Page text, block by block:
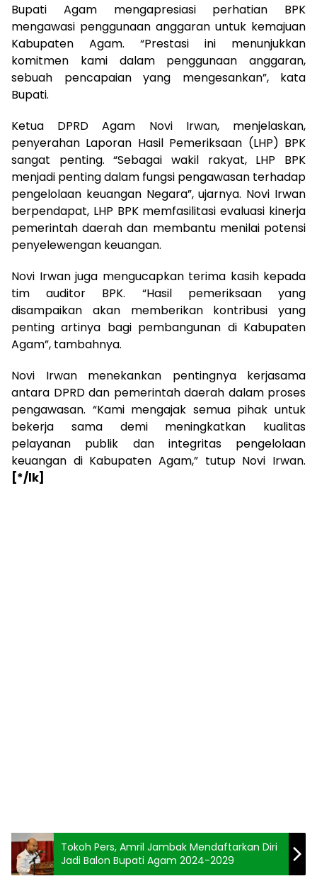
Bupati Agam mengapresiasi perhatian BPK
mengawasi penggunaan anggaran untuk kemajuan
Kabupaten Agam. “Prestasi ini menunjukkan
komitmen kami dalam penggunaan anggaran,
sebuah pencapaian yang mengesankan”, kata
Bupati.
Ketua DPRD Agam Novi Irwan, menjelaskan,
penyerahan Laporan Hasil Pemeriksaan (LHP) BPK
sangat penting. “Sebagai wakil rakyat, LHP BPK
menjadi penting dalam fungsi pengawasan terhadap
pengelolaan keuangan Negara”, ujarnya. Novi Irwan
berpendapat, LHP BPK memfasilitasi evaluasi kinerja
pemerintah daerah dan membantu menilai potensi
penyelewengan keuangan.
Novi Irwan juga mengucapkan terima kasih kepada
tim auditor BPK. “Hasil pemeriksaan yang
disampaikan akan memberikan kontribusi yang
penting artinya bagi pembangunan di Kabupaten
Agam”, tambahnya.
Novi Irwan menekankan pentingnya kerjasama
antara DPRD dan pemerintah daerah dalam proses
pengawasan. “Kami mengajak semua pihak untuk
bekerja sama demi meningkatkan kualitas
pelayanan publik dan integritas pengelolaan
keuangan di Kabupaten Agam,” tutup Novi Irwan.
[*/lk]
Tokoh Pers, Amril Jambak Mendaftarkan Diri
Jadi Balon Bupati Agam 2024-2029